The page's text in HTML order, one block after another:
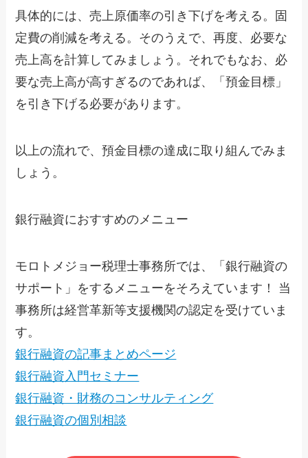
具体的には、売上原価率の引き下げを考える。固
定費の削減を考える。そのうえで、再度、必要な
売上高を計算してみましょう。それでもなお、必
要な売上高が高すぎるのであれば、「預金目標」
を引き下げる必要があります。
以上の流れで、預金目標の達成に取り組んでみま
しょう。
銀行融資におすすめのメニュー
モロトメジョー税理士事務所では、「銀行融資の
サポート」をするメニューをそろえています！ 当
事務所は経営革新等支援機関の認定を受けていま
す。
銀行融資の記事まとめページ
銀行融資入門セミナー
銀行融資・財務のコンサルティング
銀行融資の個別相談